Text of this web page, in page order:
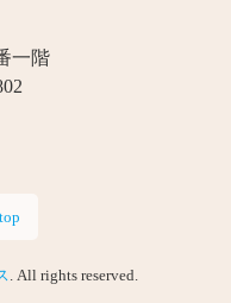
一階
. All rights reserved.